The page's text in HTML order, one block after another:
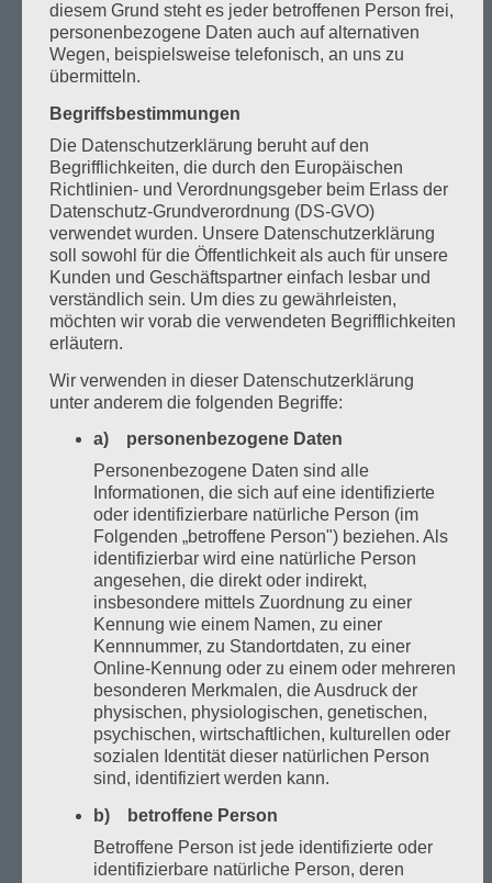
Tennis Court
Soccer Court
Kindergeburstag
diesem Grund steht es jeder betroffenen Person frei,
personenbezogene Daten auch auf alternativen
Wegen, beispielsweise telefonisch, an uns zu
übermitteln.
Begriffsbestimmungen
Die Datenschutzerklärung beruht auf den
Begrifflichkeiten, die durch den Europäischen
Richtlinien- und Verordnungsgeber beim Erlass der
Datenschutz-Grundverordnung (DS-GVO)
verwendet wurden. Unsere Datenschutzerklärung
soll sowohl für die Öffentlichkeit als auch für unsere
Kunden und Geschäftspartner einfach lesbar und
verständlich sein. Um dies zu gewährleisten,
möchten wir vorab die verwendeten Begrifflichkeiten
erläutern.
Wir verwenden in dieser Datenschutzerklärung
unter anderem die folgenden Begriffe:
a) personenbezogene Daten
Personenbezogene Daten sind alle
Informationen, die sich auf eine identifizierte
oder identifizierbare natürliche Person (im
Folgenden „betroffene Person") beziehen. Als
identifizierbar wird eine natürliche Person
angesehen, die direkt oder indirekt,
insbesondere mittels Zuordnung zu einer
Kennung wie einem Namen, zu einer
Kennnummer, zu Standortdaten, zu einer
Online-Kennung oder zu einem oder mehreren
besonderen Merkmalen, die Ausdruck der
physischen, physiologischen, genetischen,
psychischen, wirtschaftlichen, kulturellen oder
sozialen Identität dieser natürlichen Person
sind, identifiziert werden kann.
b) betroffene Person
Betroffene Person ist jede identifizierte oder
identifizierbare natürliche Person, deren